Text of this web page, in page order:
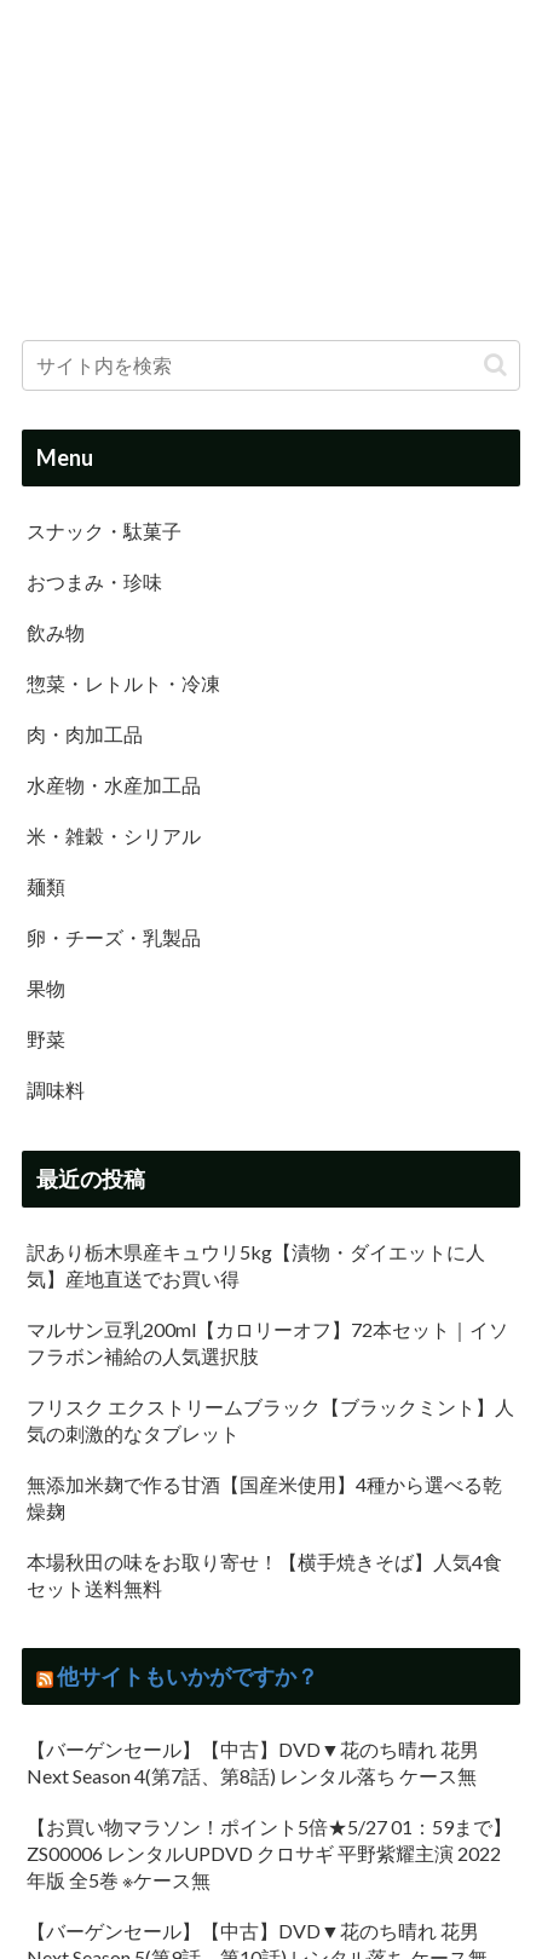
Menu
スナック・駄菓子
おつまみ・珍味
飲み物
惣菜・レトルト・冷凍
肉・肉加工品
水産物・水産加工品
米・雑穀・シリアル
麺類
卵・チーズ・乳製品
果物
野菜
調味料
最近の投稿
訳あり栃木県産キュウリ5kg【漬物・ダイエットに人
気】産地直送でお買い得
マルサン豆乳200ml【カロリーオフ】72本セット｜イソ
フラボン補給の人気選択肢
フリスク エクストリームブラック【ブラックミント】人
気の刺激的なタブレット
無添加米麹で作る甘酒【国産米使用】4種から選べる乾
燥麹
本場秋田の味をお取り寄せ！【横手焼きそば】人気4食
セット送料無料
他サイトもいかがですか？
【バーゲンセール】【中古】DVD▼花のち晴れ 花男
Next Season 4(第7話、第8話) レンタル落ち ケース無
【お買い物マラソン！ポイント5倍★5/27 01：59まで】
ZS00006 レンタルUPDVD クロサギ 平野紫耀主演 2022
年版 全5巻 ※ケース無
【バーゲンセール】【中古】DVD▼花のち晴れ 花男